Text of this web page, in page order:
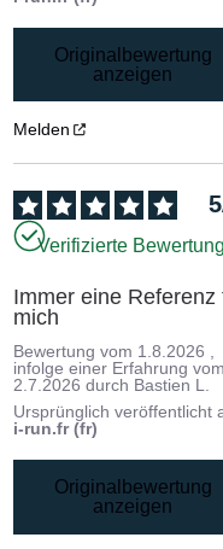
Originalbewertung
anzeigen
Melden
5
Verifizierte
Immer eine Referenz
mich
Bewertung vom 1.8.2026 ,
infolge einer Erfahrung
2.7.2026 durch Bastien L.
Ursprünglich veröffentlicht
i-run.fr (fr)
Originalbewertung
anzeigen